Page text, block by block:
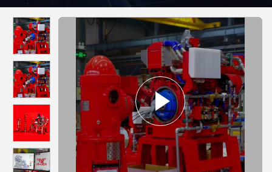
εγκαταστάσεις NMFIRE